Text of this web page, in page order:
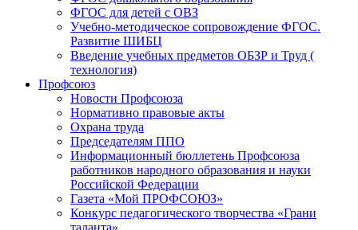
ФГОС для детей с ОВЗ
Учебно-методическое сопровождение ФГОС.
Развитие ШИБЦ
Введение учебных предметов ОБЗР и Труд (
технология)
Профсоюз
Новости Профсоюза
Нормативно правовые акты
Охрана труда
Председателям ППО
Информационный бюллетень Профсоюза
работников народного образования и науки
Российской Федерации
Газета «Мой ПРОФСОЮЗ»
Конкурс педагогического творчества «Грани